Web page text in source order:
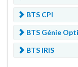
BTS CPI
BTS Génie
BTS IRIS